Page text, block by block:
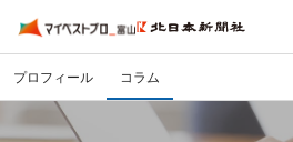
プロフィール コラム